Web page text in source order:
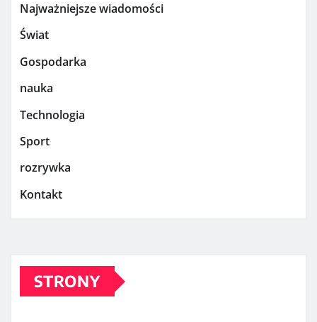
Najważniejsze wiadomości
Świat
Gospodarka
nauka
Technologia
Sport
rozrywka
Kontakt
STRONY